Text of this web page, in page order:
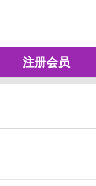
注册会员